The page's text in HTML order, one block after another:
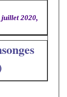
2020,